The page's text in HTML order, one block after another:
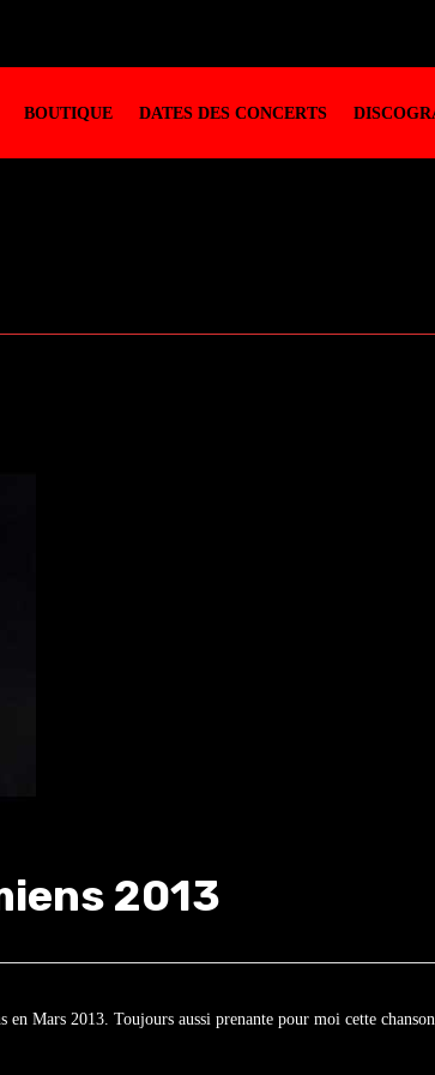
BOUTIQUE DATES DES CONCERTS
2013
Mars 2013. Toujours aussi prenante pour moi cette